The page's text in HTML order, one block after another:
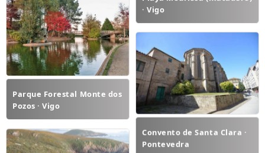
· Vigo
Parque Forestal Monte dos
Pozos · Vigo
Convento de Santa Clara ·
Pontevedra